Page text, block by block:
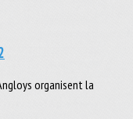
organisent la